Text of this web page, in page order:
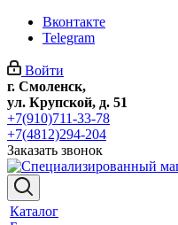
Вконтакте
Telegram
Войти
г. Смоленск,
ул. Крупской, д. 51
+7(910)711-33-78
+7(4812)294-204
Заказать звонок
Каталог